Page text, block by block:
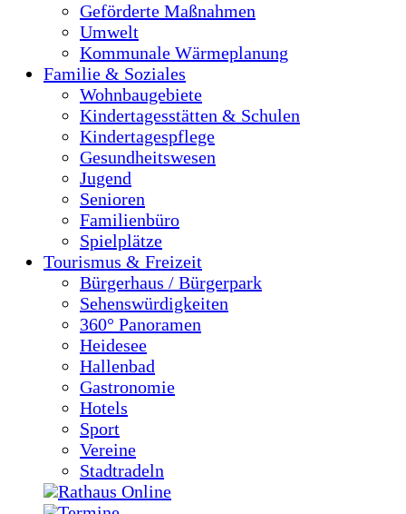
Geförderte Maßnahmen
Umwelt
Kommunale Wärmeplanung
Familie & Soziales
Wohnbaugebiete
Kindertagesstätten & Schulen
Kindertagespflege
Gesundheitswesen
Jugend
Senioren
Familienbüro
Spielplätze
Tourismus & Freizeit
Bürgerhaus / Bürgerpark
Sehenswürdigkeiten
360° Panoramen
Heidesee
Hallenbad
Gastronomie
Hotels
Sport
Vereine
Stadtradeln
Rathaus Online